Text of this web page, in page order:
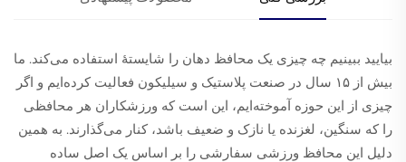
بیایید ببینیم چه چیزی یک محافظ دهان را شایستهٔ استفاده می‌کند. ما
بیش از ۱۵ سال در صنعت پلاستیک و سیلیکون فعالیت کرده‌ایم و اگر
چیزی از این حوزه آموخته‌ایم، این است که ورزشکاران هر محافظی
را که سنگین، لغزنده یا نازک و ضعیف باشد، کنار می‌گذارند. به همین
دلیل این محافظ ورزشی سفارشی را بر اساس یک اصل ساده